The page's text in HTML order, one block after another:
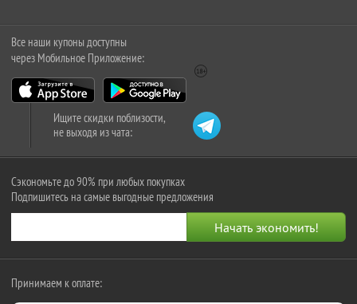
Все наши купоны доступны
через Мобильное Приложение:
Ищите скидки поблизости,
не выходя из чата:
Сэкономьте до 90% при любых покупках
Подпишитесь на самые выгодные предложения
Принимаем к оплате: